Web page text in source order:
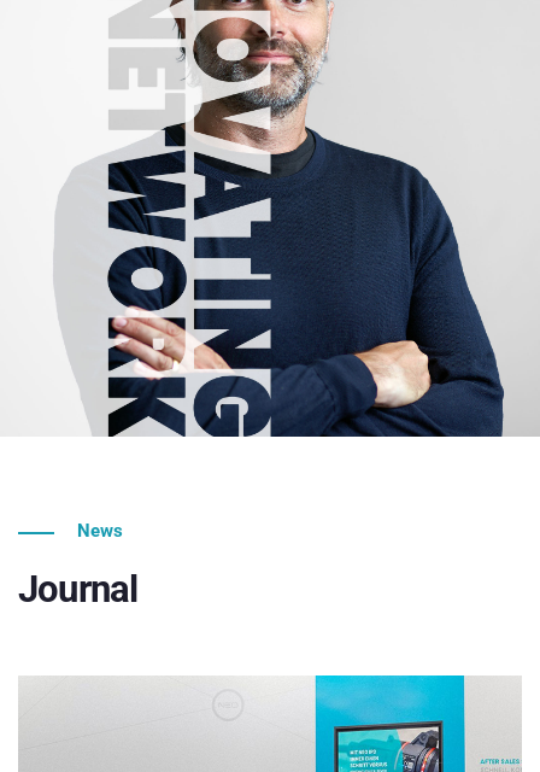
News
Journal